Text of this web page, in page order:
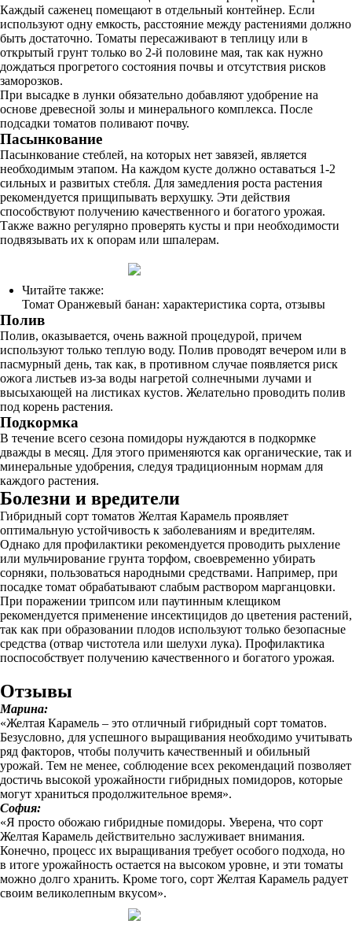
Каждый саженец помещают в отдельный контейнер. Если
используют одну емкость, расстояние между растениями должно
быть достаточно. Томаты пересаживают в теплицу или в
открытый грунт только во 2-й половине мая, так как нужно
дождаться прогретого состояния почвы и отсутствия рисков
заморозков.
При высадке в лунки обязательно добавляют удобрение на
основе древесной золы и минерального комплекса. После
подсадки томатов поливают почву.
Пасынкование
Пасынкование стеблей, на которых нет завязей, является
необходимым этапом. На каждом кусте должно оставаться 1-2
сильных и развитых стебля. Для замедления роста растения
рекомендуется прищипывать верхушку. Эти действия
способствуют получению качественного и богатого урожая.
Также важно регулярно проверять кусты и при необходимости
подвязывать их к опорам или шпалерам.
Читайте также:
Томат Оранжевый банан: характеристика сорта, отзывы
Полив
Полив, оказывается, очень важной процедурой, причем
используют только теплую воду. Полив проводят вечером или в
пасмурный день, так как, в противном случае появляется риск
ожога листьев из-за воды нагретой солнечными лучами и
высыхающей на листиках кустов. Желательно проводить полив
под корень растения.
Подкормка
В течение всего сезона помидоры нуждаются в подкормке
дважды в месяц. Для этого применяются как органические, так и
минеральные удобрения, следуя традиционным нормам для
каждого растения.
Болезни и вредители
Гибридный сорт томатов Желтая Карамель проявляет
оптимальную устойчивость к заболеваниям и вредителям.
Однако для профилактики рекомендуется проводить рыхление
или мульчирование грунта торфом, своевременно убирать
сорняки, пользоваться народными средствами. Например, при
посадке томат обрабатывают слабым раствором марганцовки.
При поражении трипсом или паутинным клещиком
рекомендуется применение инсектицидов до цветения растений,
так как при образовании плодов используют только безопасные
средства (отвар чистотела или шелухи лука). Профилактика
поспособствует получению качественного и богатого урожая.
Отзывы
Марина:
«Желтая Карамель – это отличный гибридный сорт томатов.
Безусловно, для успешного выращивания необходимо учитывать
ряд факторов, чтобы получить качественный и обильный
урожай. Тем не менее, соблюдение всех рекомендаций позволяет
достичь высокой урожайности гибридных помидоров, которые
могут храниться продолжительное время».
София:
«Я просто обожаю гибридные помидоры. Уверена, что сорт
Желтая Карамель действительно заслуживает внимания.
Конечно, процесс их выращивания требует особого подхода, но
в итоге урожайность остается на высоком уровне, и эти томаты
можно долго хранить. Кроме того, сорт Желтая Карамель радует
своим великолепным вкусом».